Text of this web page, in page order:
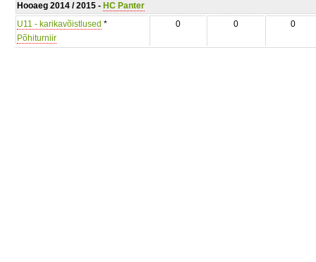
Hooaeg 2014 / 2015 - HC Panter
U11 - karikavõistlused *
Põhiturniir
0 0 0